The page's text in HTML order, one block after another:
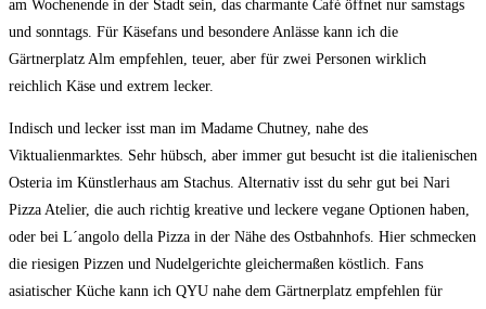
am Wochenende in der Stadt sein, das charmante Café öffnet nur samstags
und sonntags. Für Käsefans und besondere Anlässe kann ich die
Gärtnerplatz Alm empfehlen, teuer, aber für zwei Personen wirklich
reichlich Käse und extrem lecker.
Indisch und lecker isst man im Madame Chutney, nahe des
Viktualienmarktes. Sehr hübsch, aber immer gut besucht ist die italienischen
Osteria im Künstlerhaus am Stachus. Alternativ isst du sehr gut bei Nari
Pizza Atelier, die auch richtig kreative und leckere vegane Optionen haben,
oder bei L´angolo della Pizza in der Nähe des Ostbahnhofs. Hier schmecken
die riesigen Pizzen und Nudelgerichte gleichermaßen köstlich. Fans
asiatischer Küche kann ich QYU nahe dem Gärtnerplatz empfehlen für